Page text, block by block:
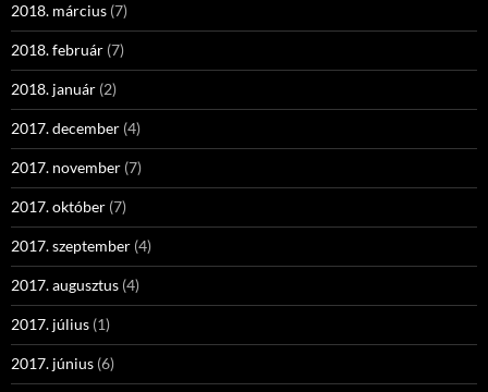
2018. március (7)
2018. február (7)
2018. január (2)
2017. december (4)
2017. november (7)
2017. október (7)
2017. szeptember (4)
2017. augusztus (4)
2017. július (1)
2017. június (6)